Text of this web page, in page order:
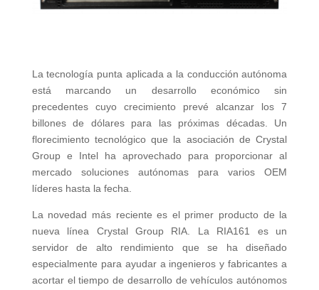
La tecnología punta aplicada a la conducción autónoma
está marcando un desarrollo económico sin
precedentes cuyo crecimiento prevé alcanzar los 7
billones de dólares para las próximas décadas. Un
florecimiento tecnológico que la asociación de Crystal
Group e Intel ha aprovechado para proporcionar al
mercado soluciones autónomas para varios OEM
líderes hasta la fecha.
La novedad más reciente es el primer producto de la
nueva línea Crystal Group RIA. La RIA161 es un
servidor de alto rendimiento que se ha diseñado
especialmente para ayudar a ingenieros y fabricantes a
acortar el tiempo de desarrollo de vehículos autónomos